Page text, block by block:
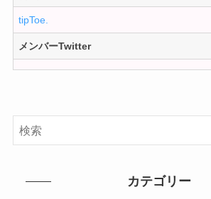
tipToe.
メンバーTwitter
カテゴリー